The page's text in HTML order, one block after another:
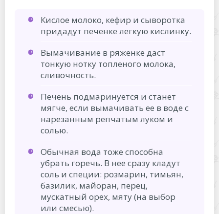
Кислое молоко, кефир и сыворотка
придадут печенке легкую кислинку.
Вымачивание в ряженке даст
тонкую нотку топленого молока,
сливочность.
Печень подмаринуется и станет
мягче, если вымачивать ее в воде с
нарезанным репчатым луком и
солью.
Обычная вода тоже способна
убрать горечь. В нее сразу кладут
соль и специи: розмарин, тимьян,
базилик, майоран, перец,
мускатный орех, мяту (на выбор
или смесью).